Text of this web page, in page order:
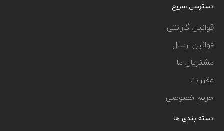
دسترسی سریع
قوانین گارانتی
قوانین ارسال
مشتریان ما
مقررات
حریم خصوصی
دسته بندی ها